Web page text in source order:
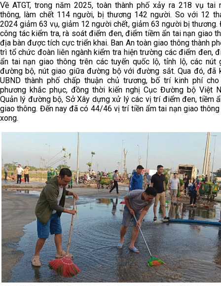
Về ATGT, trong năm 2025, toàn thành phố xảy ra 218 vụ tai
thông, làm chết 114 người, bị thương 142 người. So với 12
2024 giảm 63 vụ, giảm 12 người chết, giảm 63 người bị thương.
công tác kiểm tra, rà soát điểm đen, điểm tiềm ẩn tai nạn giao
địa bàn được tích cực triển khai. Ban An toàn giao thông thành
trì tổ chức đoàn liên ngành kiểm tra hiện trường các điểm đen,
ẩn tai nạn giao thông trên các tuyến quốc lộ, tỉnh lộ, các nút
đường bộ, nút giao giữa đường bộ với đường sắt. Qua đó, đã
UBND thành phố chấp thuận chủ trương, bố trí kinh phí
phương khắc phục, đồng thời kiến nghị Cục Đường bộ Việt
Quản lý đường bộ, Sở Xây dựng xử lý các vị trí điểm đen, tiềm
giao thông. Đến nay đã có 44/46 vị trí tiền ẩm tai nạn giao
xong.